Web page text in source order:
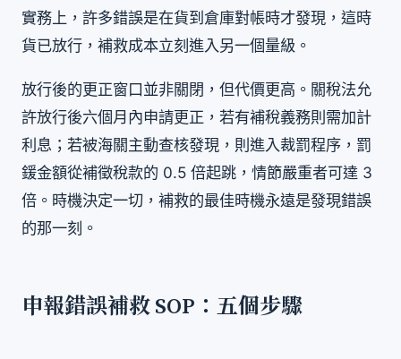
實務上，許多錯誤是在貨到倉庫對帳時才發現，這時
貨已放行，補救成本立刻進入另一個量級。
放行後的更正窗口並非關閉，但代價更高。關稅法允
許放行後六個月內申請更正，若有補稅義務則需加計
利息；若被海關主動查核發現，則進入裁罰程序，罰
鍰金額從補徵稅款的 0.5 倍起跳，情節嚴重者可達 3
倍。時機決定一切，補救的最佳時機永遠是發現錯誤
的那一刻。
申報錯誤補救 SOP：五個步驟